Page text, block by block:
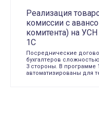
Реализация
комиссии с
комитента) на
1С
Посреднические
бухгалтеров
3 стороны. В программе
автоматизированы для